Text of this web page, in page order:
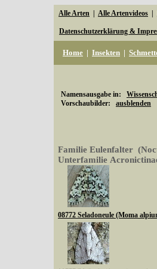
Alle Arten Alle Artenvideos
Datenschutzerklärung &
Home | Insekten |
Namensausgabe in:
Vorschaubilder: ausblenden
Familie Eulenfalter
Unterfamilie
08772 Seladoneule (Moma